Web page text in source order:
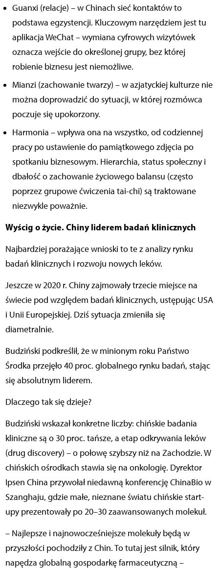
Guanxi (relacje) – w Chinach sieć kontaktów to
podstawa egzystencji. Kluczowym narzędziem jest tu
aplikacja WeChat – wymiana cyfrowych wizytówek
oznacza wejście do określonej grupy, bez której
robienie biznesu jest niemożliwe.
Mianzi (zachowanie twarzy) – w azjatyckiej kulturze nie
można doprowadzić do sytuacji, w której rozmówca
poczuje się upokorzony.
Harmonia – wpływa ona na wszystko, od codziennej
pracy po ustawienie do pamiątkowego zdjęcia po
spotkaniu biznesowym. Hierarchia, status społeczny i
dbałość o zachowanie życiowego balansu (często
poprzez grupowe ćwiczenia tai-chi) są traktowane
niezwykle poważnie.
Wyścig o życie. Chiny liderem badań klinicznych
Najbardziej porażające wnioski to te z analizy rynku
badań klinicznych i rozwoju nowych leków.
Jeszcze w 2020 r. Chiny zajmowały trzecie miejsce na
świecie pod względem badań klinicznych, ustępując USA
i Unii Europejskiej. Dziś sytuacja zmieniła się
diametralnie.
Budziński podkreślił, że w minionym roku Państwo
Środka przejęło 40 proc. globalnego rynku badań, stając
się absolutnym liderem.
Dlaczego tak się dzieje?
Budziński wskazał konkretne liczby: chińskie badania
kliniczne są o 30 proc. tańsze, a etap odkrywania leków
(drug discovery) – o połowę szybszy niż na Zachodzie. W
chińskich ośrodkach stawia się na onkologię. Dyrektor
Ipsen China przywołał niedawną konferencję ChinaBio w
Szanghaju, gdzie małe, nieznane światu chińskie start-
upy prezentowały po 20–30 zaawansowanych molekuł.
– Najlepsze i najnowocześniejsze molekuły będą w
przyszłości pochodziły z Chin. To tutaj jest silnik, który
napędza globalną gospodarkę farmaceutyczną –